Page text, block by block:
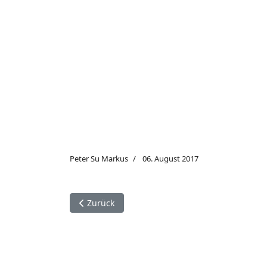
Peter Su Markus 06. August 2017
Vorheriger Beitrag: Trump extrem hart gefeiert
Zurück